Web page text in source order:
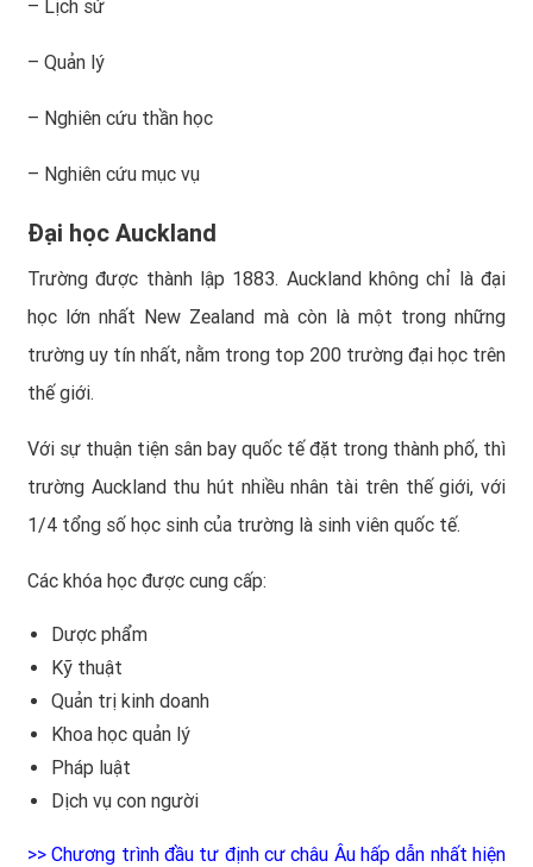
– Lịch sử
– Quản lý
– Nghiên cứu thần học
– Nghiên cứu mục vụ
Đại học Auckland
Trường được thành lập 1883. Auckland không chỉ là đại
học lớn nhất New Zealand mà còn là một trong những
trường uy tín nhất, nằm trong top 200 trường đại học trên
thế giới.
Với sự thuận tiện sân bay quốc tế đặt trong thành phố, thì
trường Auckland thu hút nhiều nhân tài trên thế giới, với
1/4 tổng số học sinh của trường là sinh viên quốc tế.
Các khóa học được cung cấp:
Dược phẩm
Kỹ thuật
Quản trị kinh doanh
Khoa học quản lý
Pháp luật
Dịch vụ con người
>>Chương trình đầu tư định cư châu Âu hấp dẫn nhất hiện